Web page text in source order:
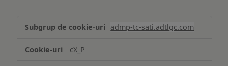
și/sau
informațiilor
admp-tc-sati.adtlgc.com
cX_P